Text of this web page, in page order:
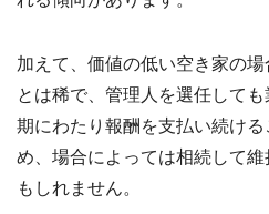
📄
資料
ンロ
ード
（無
料）
ビス
加えて、価値の低い空き家の
とは稀で、管理人を選任して
期にわたり報酬を支払い続け
め、場合によっては相続して
もしれません。